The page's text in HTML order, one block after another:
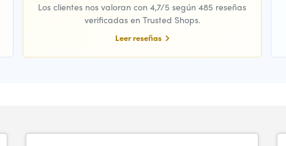
Los clientes nos valoran con 4,7/5 según 485 reseñas
verificadas en Trusted Shops.
Leer reseñas